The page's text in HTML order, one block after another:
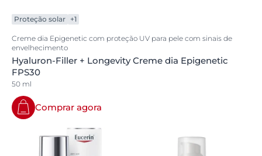
Proteção solar +1
Creme dia Epigenetic com proteção UV para pele com sinais de
envelhecimento
Hyaluron-Filler + Longevity Creme dia Epigenetic
FPS30
50 ml
Comprar agora